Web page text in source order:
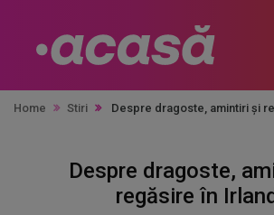
Home Stiri Despre dragoste, amintiri și
Despre dragoste,
regăsire în